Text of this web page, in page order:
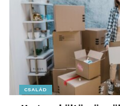
CSALÁD